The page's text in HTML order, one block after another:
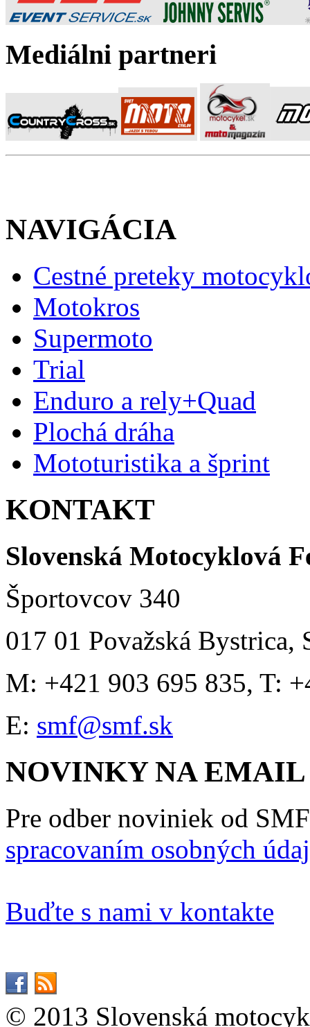
Mediálni partneri
NAVIGÁCIA
Cestné preteky
Motokros
Supermoto
Trial
Enduro a rely+Quad
Plochá dráha
Mototuristika a šprint
KONTAKT
Slovenská Motocyklová
Športovcov 340
017 01 Považská Bystrica,
M: +421 903 695 835, T:
E: smf@smf.sk
NOVINKY NA EMAIL
Pre odber noviniek od
spracovaním osobných
Buďte s nami v kontakte
© 2013 Slovenská